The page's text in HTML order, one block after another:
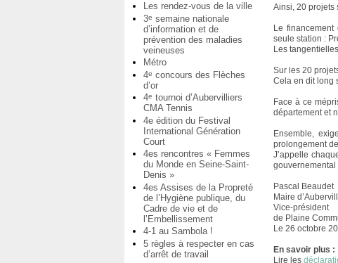
Les rendez-vous de la ville
3e semaine nationale
d’information et de
prévention des maladies
veineuses
Métro
4e concours des Flèches
d’or
4e tournoi d’Aubervilliers
CMA Tennis
4e édition du Festival
International Génération
Court
4es rencontres « Femmes
du Monde en Seine-Saint-
Denis »
4es Assises de la Propreté
de l’Hygiène publique, du
Cadre de vie et de
l’Embellissement
4-1 au Sambola !
5 règles à respecter en cas
d’arrêt de travail
Ainsi, 20 projets
Le
seule station :
Les
Sur les 20
Cela en dit long
Face à ce
département et
Ensemble,
prolongement
J’appelle
Pascal Beaudet
Maire
Vice-président
de Plaine
Le 26 octobre
En savoir plus :
Lire les